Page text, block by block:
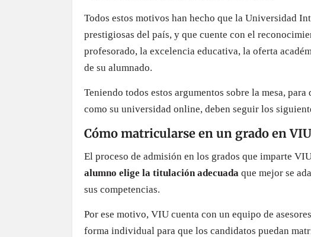
Todos estos motivos han hecho que la Universidad
prestigiosas del país, y que cuente con el
profesorado, la excelencia educativa, la oferta
de su alumnado.
Teniendo todos estos argumentos sobre la mesa,
como su universidad online, deben seguir los
Cómo matricularse en un grado en VIU
El proceso de admisión en los grados que imparte
alumno elige la titulación adecuada que mejor se
sus competencias.
Por ese motivo, VIU cuenta con un equipo de
forma individual para que los candidatos puedan